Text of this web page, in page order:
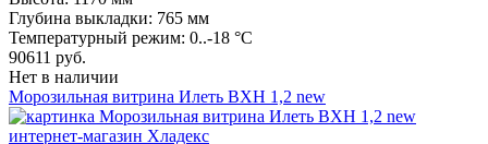
Глубина выкладки: 765 мм
Температурный режим: 0..-18 °C
90611 руб.
Нет в наличии
Морозильная витрина Илеть ВХН 1,2 new